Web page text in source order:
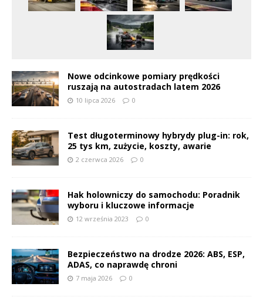
Nowe odcinkowe pomiary prędkości
ruszają na autostradach latem 2026
10 lipca 2026 0
Test długoterminowy hybrydy plug-in: rok,
25 tys km, zużycie, koszty, awarie
2 czerwca 2026 0
Hak holowniczy do samochodu: Poradnik
wyboru i kluczowe informacje
12 września 2023 0
Bezpieczeństwo na drodze 2026: ABS, ESP,
ADAS, co naprawdę chroni
7 maja 2026 0